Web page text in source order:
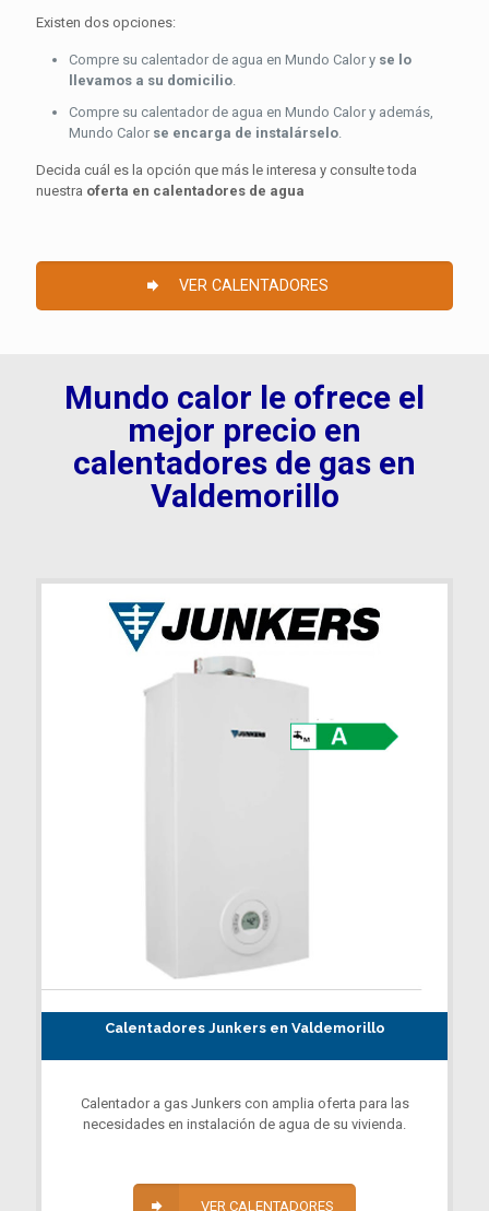
Existen dos opciones:
Compre su calentador de agua en Mundo Calor y se lo
llevamos a su domicilio
Compre su calentador de agua en Mundo Calor y además,
Mundo Calor se encarga de instalárselo
Decida cuál es la opción que más le interesa y consulte toda
nuestra oferta en calentadores de agua
VER CALENTADORES
Mundo calor le ofrece el
mejor precio en
calentadores de gas en
Valdemorillo
Calentadores Junkers en Valdemorillo
Calentador a gas Junkers con amplia oferta para las
necesidades en instalación de agua de su vivienda.
VER CALENTADORES